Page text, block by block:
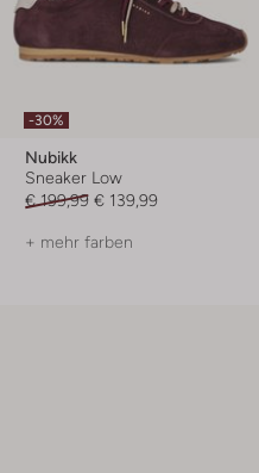
-30%
Nubikk
Sneaker Low
€ 199,99 € 139,99
+ mehr farben